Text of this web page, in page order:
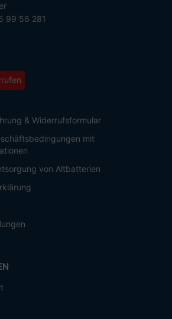
99 56 281
& Widerrufsformular
mit
von Altbatterien